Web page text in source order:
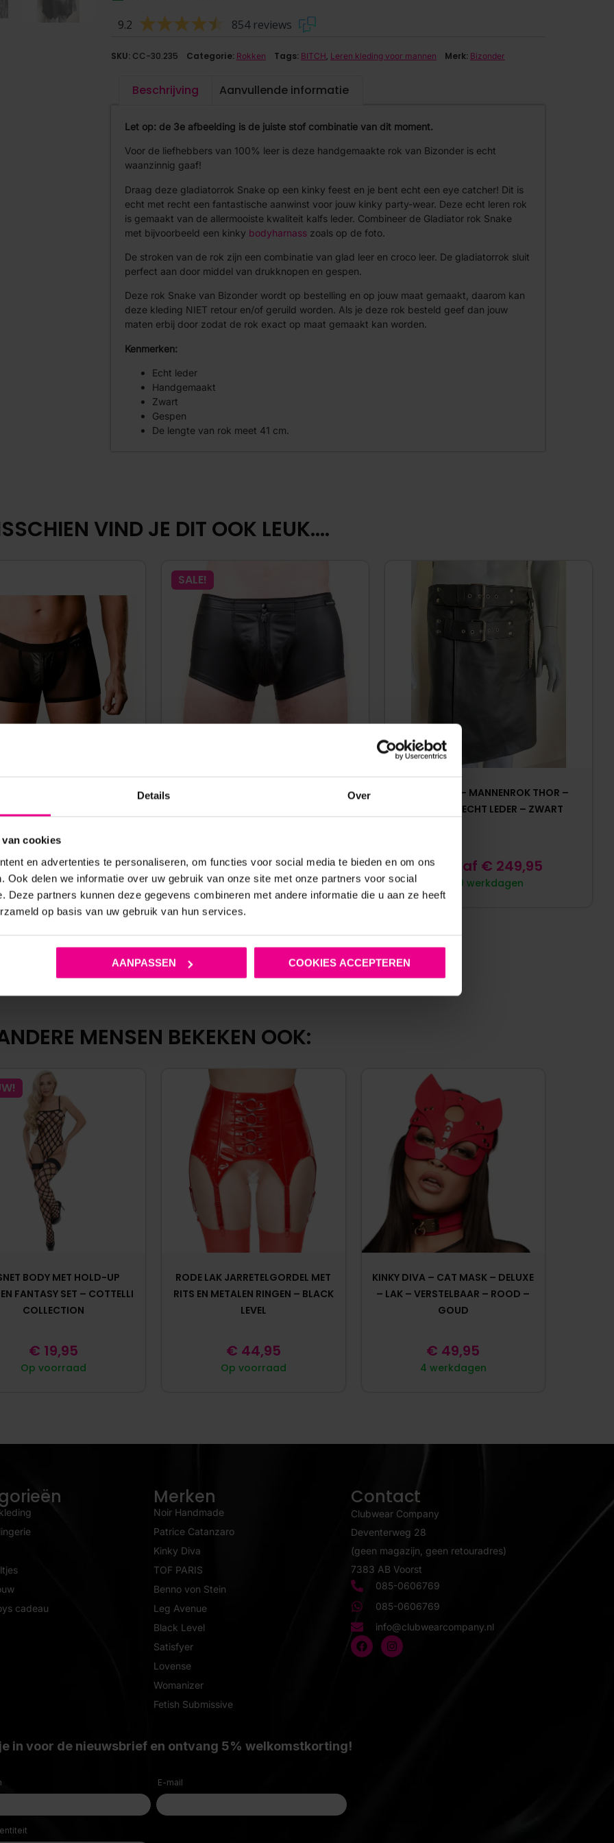
Details Over
cookies
en advertenties te personaliseren, om functies voor social media te bieden en om ons
Ook delen we informatie over uw gebruik van onze site met onze partners voor social
Deze partners kunnen deze gegevens combineren met andere informatie die u aan ze heeft
op basis van uw gebruik van hun services.
AANPASSEN COOKIES ACCEPTEREN
9.2 854 reviews
SKU: CC-30.235 Categorie: Rokken Tags: BITCH, Leren kleding voor mannen Merk: Bizonder
Beschrijving Aanvullende informatie
Let op: de 3e afbeelding is de juiste stof combinatie van dit moment.
Voor de liefhebbers van 100% leer is deze handgemaakte rok van Bizonder is echt
waanzinnig gaaf!
Draag deze gladiatorrok Snake op een kinky feest en je bent echt een eye catcher! Dit is
echt met recht een fantastische aanwinst voor jouw kinky party-wear. Deze echt leren rok
is gemaakt van de allermooiste kwaliteit kalfs leder. Combineer de Gladiator rok Snake
met bijvoorbeeld een kinky bodyharnasszoals op de foto.
De stroken van de rok zijn een combinatie van glad leer en croco leer. De gladiatorrok sluit
perfect aan door middel van drukknopen en gespen.
Deze rok Snake van Bizonder wordt op bestelling en op jouw maat gemaakt, daarom kan
deze kleding NIET retour en/of geruild worden. Als je deze rok besteld geef dan jouw
maten erbij door zodat de rok exact op maat gemaakt kan worden.
Kenmerken:
Echt leder
Handgemaakt
Zwart
Gespen
De lengte van rok meet 41 cm.
VIND JE DIT OOK LEUK....
STEIN – TEMORO – SHORT –
Op voorraad
59,95 €39,95
SALE!
BENNO VON STEIN – SHORT ELWOY –
Op voorraad
€87,50 €39,95
BIZONDER – MANNENROK THOR –
GESPEN – ECHT LEDER – ZWART
10 werkdagen
Vanaf € 249,95
MENSEN BEKEKEN OOK:
BODY MET HOLD-UP
FANTASY SET – COTTELLI
COLLECTION
Op voorraad
€ 19,95
RODE LAK JARRETELGORDEL MET
RITS EN METALEN RINGEN – BLACK
LEVEL
Op voorraad
€ 44,95
KINKY DIVA – CAT MASK – DELUXE
– LAK – VERSTELBAAR – ROOD –
GOUD
4 werkdagen
€ 49,95
cadeau
Merken
Noir Handmade
Patrice Catanzaro
Kinky Diva
TOF PARIS
Benno von Stein
Leg Avenue
Black Level
Satisfyer
Lovense
Womanizer
Fetish Submissive
Contact
Clubwear Company
Deventerweg 28
(geen magazijn, geen retouradres)
7383 AB Voorst
085-0606769
085-0606769
info@clubwearcompany.nl